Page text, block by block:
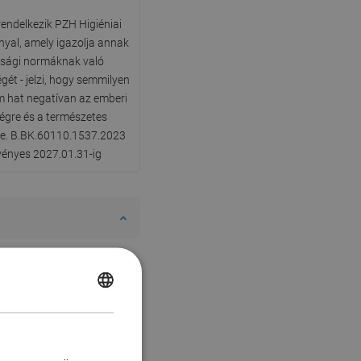
PZH Higiéniai
amely igazolja annak
normáknak való
- jelzi, hogy semmilyen
hat negatívan az emberi
és a természetes
B.BK.60110.1537.2023
2027.01.31-ig